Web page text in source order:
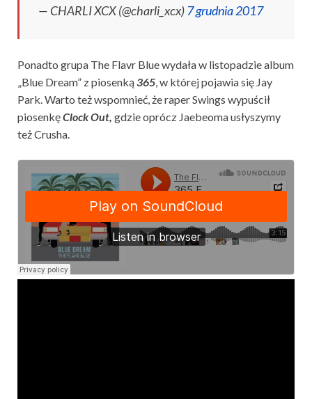
— CHARLI XCX (@charli_xcx) 7 grudnia 2017
Ponadto grupa The Flavr Blue wydała w listopadzie album
„Blue Dream” z piosenką365, w której pojawia się Jay
Park. Warto też wspomnieć, że raper Swings wypuścił
piosenkęClock Out, gdzie oprócz Jaebeoma usłyszymy
też Crusha.